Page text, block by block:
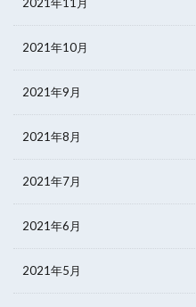
2021年10月
2021年9月
2021年8月
2021年7月
2021年6月
2021年5月